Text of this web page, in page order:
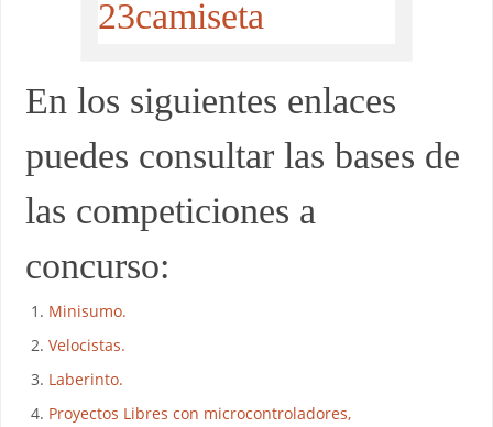
En los siguientes enlaces
puedes consultar las bases de
las competiciones a
concurso:
Minisumo.
Velocistas.
Laberinto.
Proyectos Libres con microcontroladores,